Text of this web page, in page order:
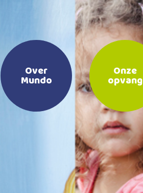
Over
Mundo Onze
opvang